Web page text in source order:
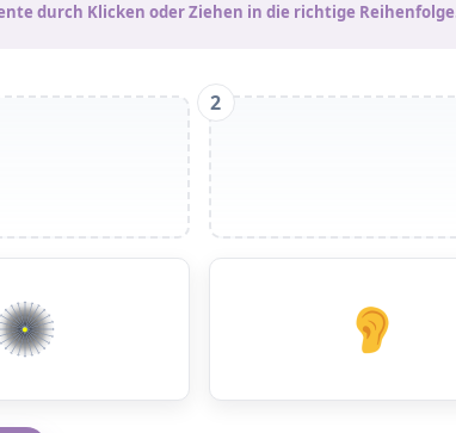
durch Klicken oder Ziehen in die richtige
2